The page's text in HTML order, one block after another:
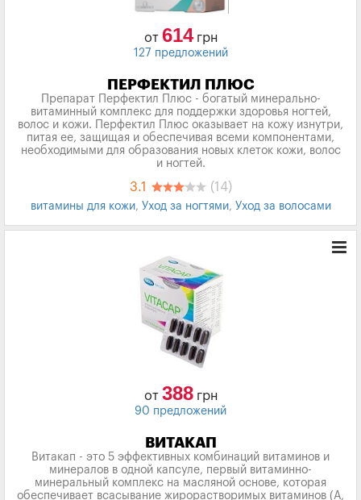
от 614грн
127 предложений
ПЕРФЕКТИЛ ПЛЮС
Препарат Перфектил Плюс - богатый минерально-
витаминный комплекс для поддержки здоровья ногтей,
волос и кожи. Перфектил Плюс оказывает на кожу изнутри,
питая ее, защищая и обеспечивая всеми компонентами,
необходимыми для образования новых клеток кожи, волос
и ногтей.
3.1 (14)
витамины для кожи, Уход за ногтями, Уход за волосами
от 388грн
90 предложений
ВИТАКАП
Витакап - это 5 эффективных комбинаций витаминов и
минералов в одной капсуле, первый витаминно-
минеральный комплекс на масляной основе, которая
обеспечивает всасывание жирорастворимых витаминов (А,